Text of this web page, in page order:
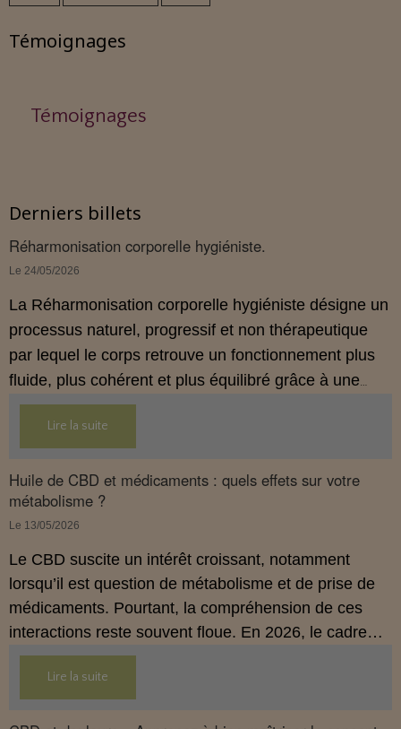
Témoignages
Témoignages
Derniers billets
Réharmonisation corporelle hygiéniste.
Le 24/05/2026
La Réharmonisation corporelle hygiéniste désigne un
processus naturel, progressif et non thérapeutique
par lequel le corps retrouve un fonctionnement plus
fluide, plus cohérent et plus équilibré grâce à une
hygiène de vie adaptée.
Lire la suite
Huile de CBD et médicaments : quels effets sur votre
métabolisme ?
Le 13/05/2026
Le CBD suscite un intérêt croissant, notamment
lorsqu’il est question de métabolisme et de prise de
médicaments. Pourtant, la compréhension de ces
interactions reste souvent floue. En 2026, le cadre
légal français impose des règles strictes : seuls les
usages externes du CBD sont autorisés. Cet article
propose une mise au point claire et accessible pour
Lire la suite